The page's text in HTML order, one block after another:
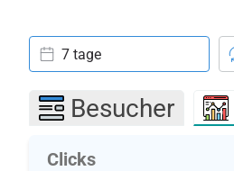
7 tage
Besucher
Clicks